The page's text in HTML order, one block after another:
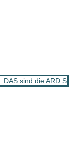
DAS sind die ARD